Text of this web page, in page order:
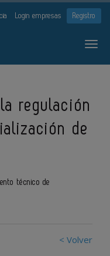
Login empresas Registro
regulación
de
técnico de
< Volver